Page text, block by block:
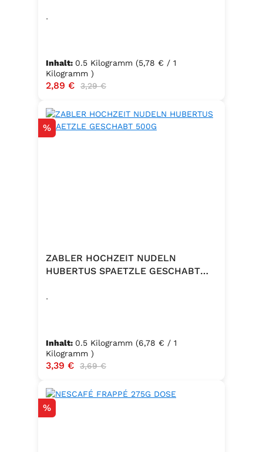
.
Inhalt: 0.5 Kilogramm (5,78 € / 1
Kilogramm )
Verkaufspreis:
2,89 € Regulärer Preis:
3,29 €
Rabatt
%
ZABLER HOCHZEIT NUDELN
HUBERTUS SPAETZLE GESCHABT
.
Inhalt: 0.5 Kilogramm (6,78 € / 1
Kilogramm )
Verkaufspreis:
3,39 € Regulärer Preis:
3,69 €
Rabatt
%